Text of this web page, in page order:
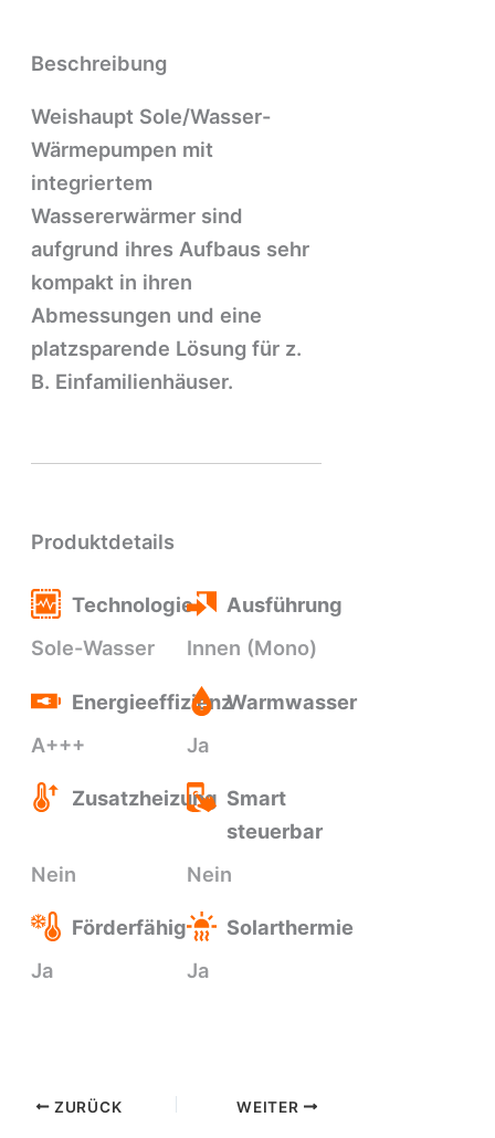
Beschreibung
Weishaupt Sole/Wasser-
Wärmepumpen mit
integriertem
Wassererwärmer sind
aufgrund ihres Aufbaus sehr
kompakt in ihren
Abmessungen und eine
platzsparende Lösung für z.
B. Einfamilienhäuser.
Produktdetails
Technologie
Sole-Wasser
Ausführung
Innen (Mono)
Energieeffizienz
A+++
Warmwasser
Ja
Zusatzheizung
Nein
Smart
steuerbar
Nein
Förderfähig
Ja
Solarthermie
Ja
ZURÜCK WEITER